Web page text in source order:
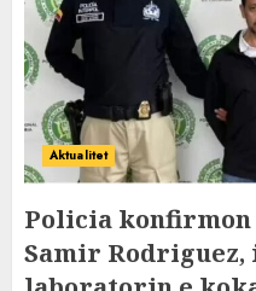
Aktualitet
Policia
Samir Rodriguez,